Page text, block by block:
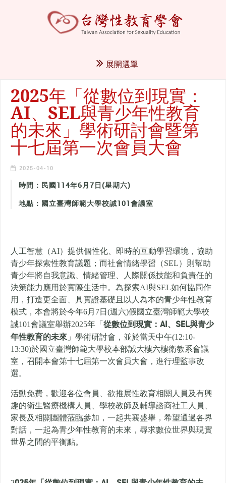
展開選單
2025年「從數位到現實：
AI、SEL與青少年性教育
的未來」學術研討會暨第
十七屆第一次會員大會
2025-04-10
時間：民國114年6月7日(星期六)
地點：國立臺灣師範大學校誠101會議室
人工智慧（AI）提供個性化、即時的互動學習環境，協助
青少年探索性教育議題；而社會情緒學習（SEL）則幫助
青少年將自我意識、情緒管理、人際關係技能和負責任的
決策能力應用於實際生活中。為探索AI與SEL如何協同作
用，打造更全面、具實證基礎且以人為本的青少年性教育
模式，本會將於今年6月7日(週六)假國立臺灣師範大學校
誠101會議室舉辦2025年「 從數位到現實：AI、SEL與青少
年性教育的未來 」學術研討會，並於當天中午(12:10-
13:30)於國立臺灣師範大學校本部誠大樓六樓衛教系會議
室，召開本會第十七屆第一次會員大會，進行理監事改
選。
活動免費，歡迎各位會員、欲推展性教育相關人員及有興
趣的衛生醫療機構人員、學校教師及輔導諮商社工人員、
家長及相關團體蒞臨參加，一起共襄盛舉，希望通過各界
對話，一起為青少年性教育的未來，尋求數位世界與現實
世界之間的平衡點。